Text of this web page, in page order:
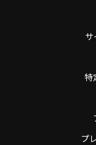
特
プ